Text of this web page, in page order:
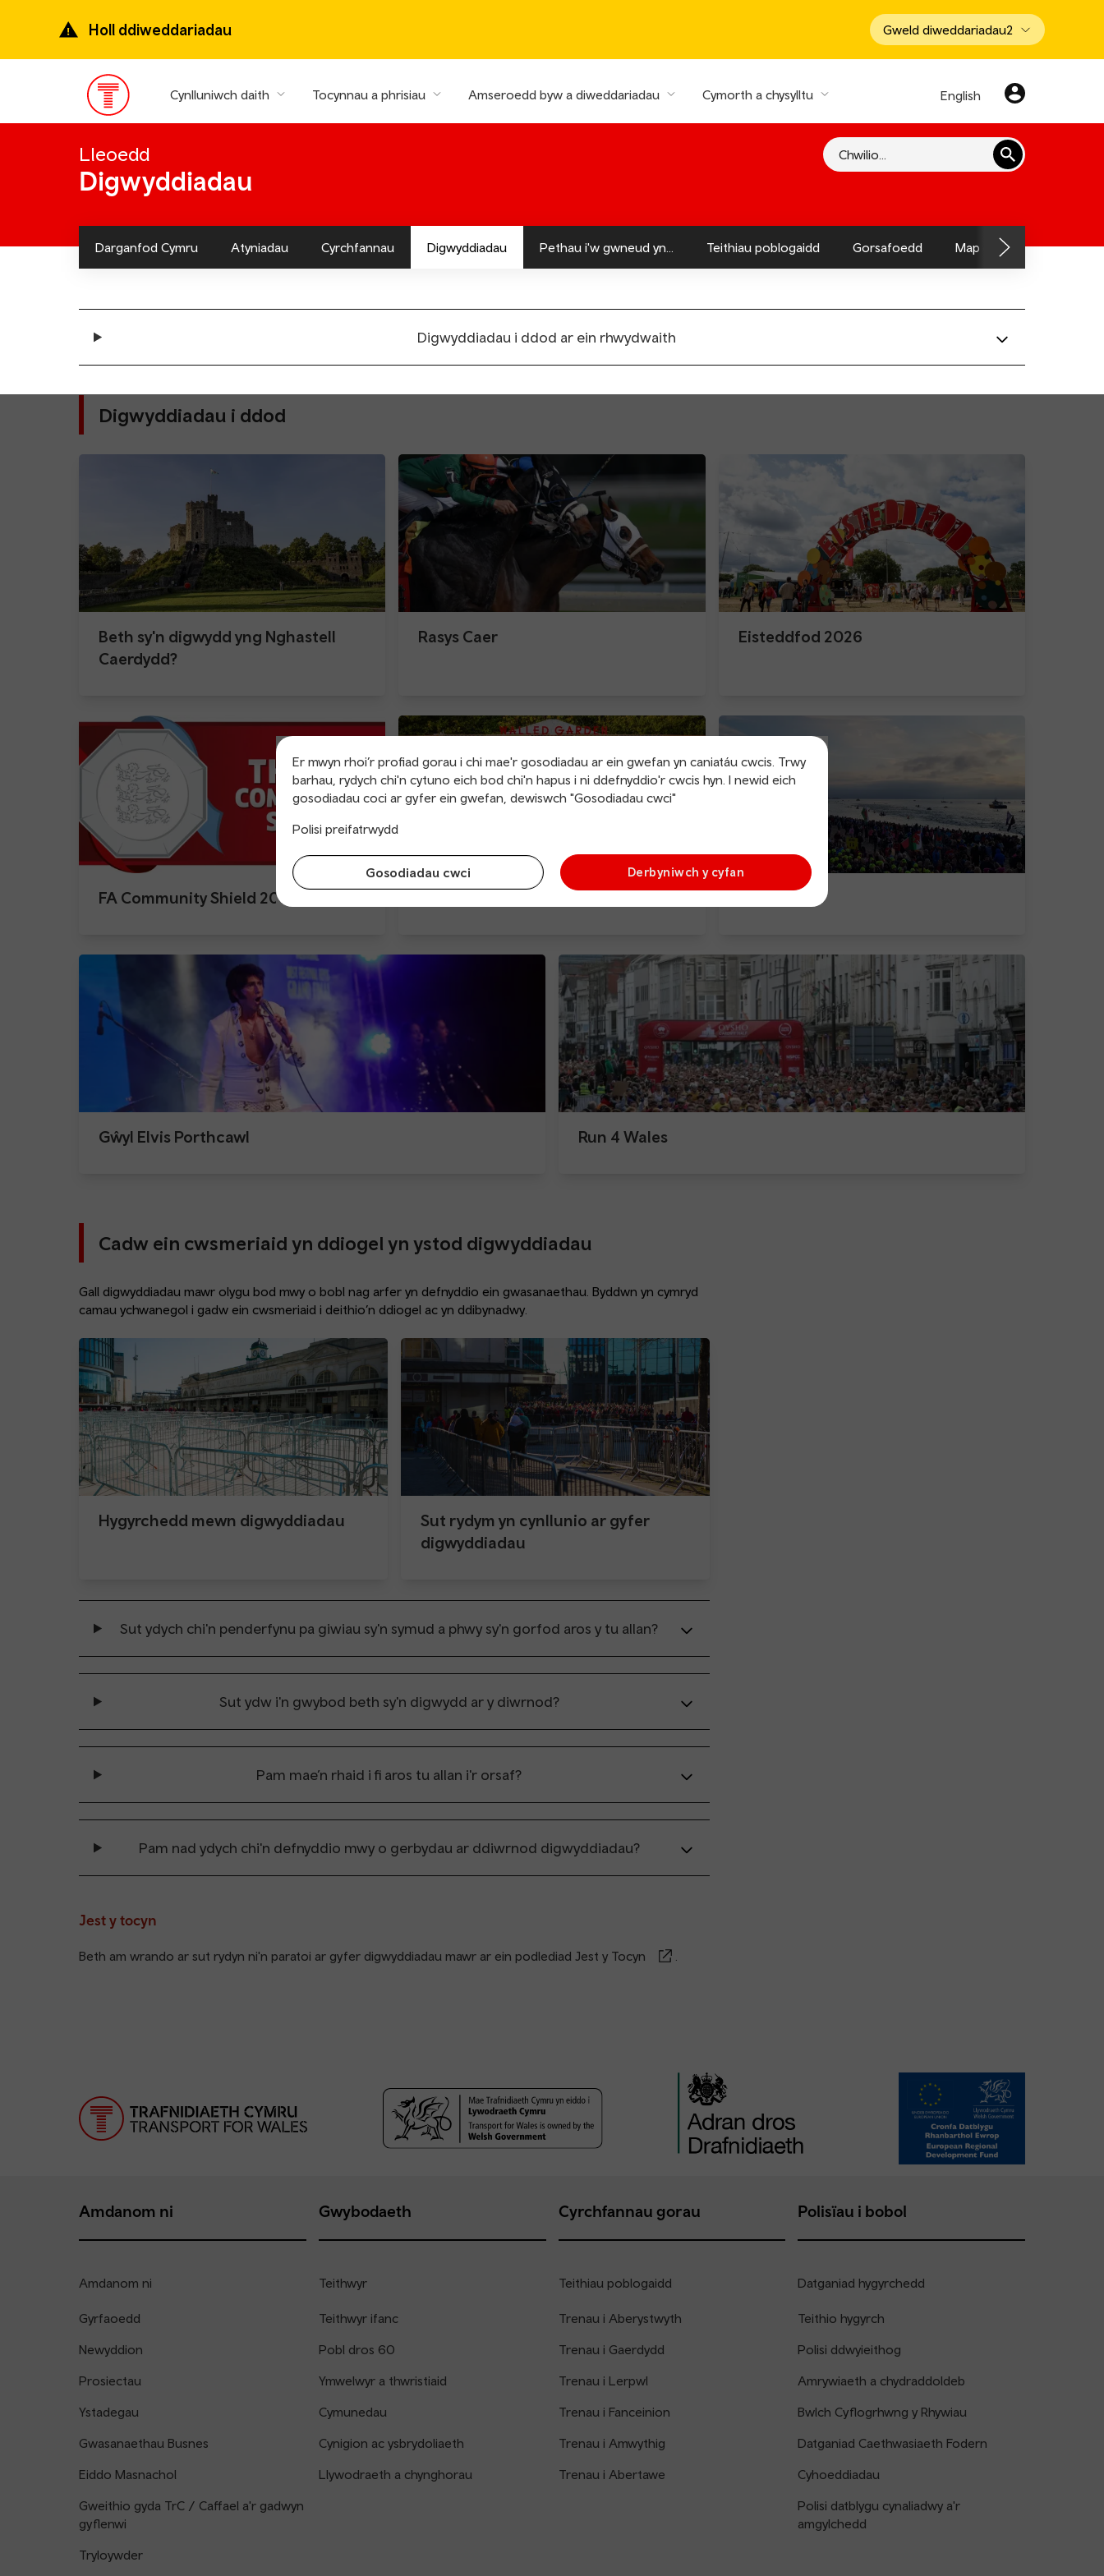
prif
Holl ddiweddariadau Gweld diweddariadau2
Prif
ddewislen
Cynlluniwch daith Tocynnau a phrisiau Amseroedd byw a diweddariadau Cymorth a chysylltu English
Lleoedd
Digwyddiadau
Chwilio
Darganfod Cymru Atyniadau Cyrchfannau Digwyddiadau Pethau i'w gwneud yn... Teithiau poblogaidd Gorsafoedd Map o'r Llwybr
Er mwyn rhoi’r profiad gorau i chi mae'r gosodiadau ar ein gwefan yn caniatáu cwcis. Trwy
barhau, rydych chi'n cytuno eich bod chi'n hapus i ni ddefnyddio'r cwcis hyn. I newid eich
gosodiadau coci ar gyfer ein gwefan, dewiswch "Gosodiadau cwci"
Polisi preifatrwydd
Gosodiadau cwci Derbyniwch y cyfan
Digwyddiadau i ddod ar ein rhwydwaith
Digwyddiadau i ddod
Beth sy'n digwydd yng Nghastell
Caerdydd?
Rasys Caer Eisteddfod 2026
FA Community Shield 2026
Gŵyl Elvis Porthcawl Run 4 Wales
Cadw ein cwsmeriaid yn ddiogel yn ystod digwyddiadau
Gall digwyddiadau mawr olygu bod mwy o bobl nag arfer yn defnyddio ein gwasanaethau. Byddwn yn cymryd
camau ychwanegol i gadw ein cwsmeriaid i deithio’n ddiogel ac yn ddibynadwy.
Hygyrchedd mewn digwyddiadau
Sut rydym yn cynllunio ar gyfer
digwyddiadau
Sut ydych chi'n penderfynu pa giwiau sy'n symud a phwy sy'n gorfod aros y tu allan?
Sut ydw i'n gwybod beth sy'n digwydd ar y diwrnod?
Pam mae’n rhaid i fi aros tu allan i'r orsaf?
Pam nad ydych chi'n defnyddio mwy o gerbydau ar ddiwrnod digwyddiadau?
Jest y tocyn
Beth am wrando ar sut rydyn ni'n paratoi ar gyfer digwyddiadau mawr ar ein podlediad Jest y Tocyn
Amdanom ni
Amdanom ni
Gyrfaoedd
Newyddion
Prosiectau
Ystadegau
Gwasanaethau Busnes
Eiddo Masnachol
Gweithio gyda TrC / Caffael a'r gadwyn
gyflenwi
Tryloywder
Gwybodaeth
Teithwyr
Teithwyr ifanc
Pobl dros 60
Ymwelwyr a thwristiaid
Cymunedau
Cynigion ac ysbrydoliaeth
Llywodraeth a chynghorau
Cyrchfannau gorau
Teithiau poblogaidd
Trenau i Aberystwyth
Trenau i Gaerdydd
Trenau i Lerpwl
Trenau i Fanceinion
Trenau i Amwythig
Trenau i Abertawe
Polisïau i bobol
Datganiad hygyrchedd
Teithio hygyrch
Polisi ddwyieithog
Amrywiaeth a chydraddoldeb
Bwlch Cyflogrhwng y Rhywiau
Datganiad Caethwasiaeth Fodern
Cyhoeddiadau
Polisi datblygu cynaliadwy a'r
amgylchedd